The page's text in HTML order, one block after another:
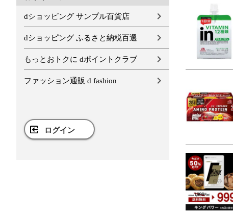
dショッピング サンプル百貨店
dショッピング ふるさと納税百選
もっとおトクに dポイントクラブ
ファッション通販 d fashion
ログイン